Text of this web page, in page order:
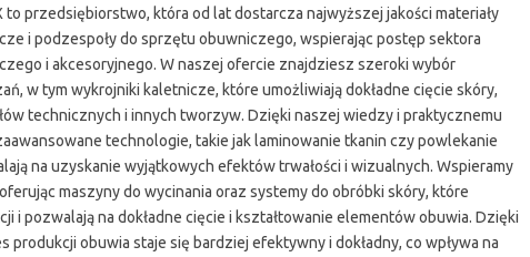
to przedsiębiorstwo, która od lat dostarcza najwyższej jakości materiały
i podzespoły do sprzętu obuwniczego, wspierając postęp sektora
i akcesoryjnego. W naszej ofercie znajdziesz szeroki wybór
w tym wykrojniki kaletnicze, które umożliwiają dokładne cięcie skóry,
technicznych i innych tworzyw. Dzięki naszej wiedzy i praktycznemu
technologie, takie jak laminowanie tkanin czy powlekanie
na uzyskanie wyjątkowych efektów trwałości i wizualnych. Wspieramy
maszyny do wycinania oraz systemy do obróbki skóry, które
i pozwalają na dokładne cięcie i kształtowanie elementów obuwia. Dzięki
produkcji obuwia staje się bardziej efektywny i dokładny, co wpływa na